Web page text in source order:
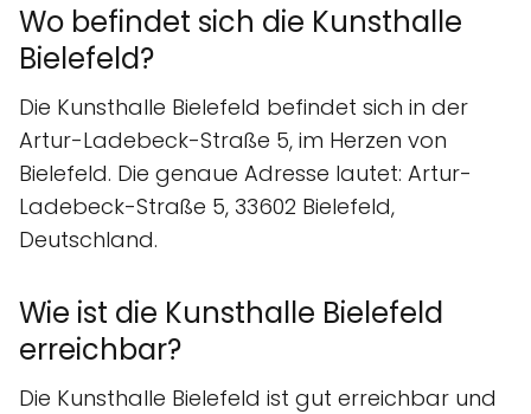
Wo befindet sich die Kunsthalle
Bielefeld?
Die Kunsthalle Bielefeld befindet sich in der
Artur-Ladebeck-Straße 5, im Herzen von
Bielefeld. Die genaue Adresse lautet: Artur-
Ladebeck-Straße 5, 33602 Bielefeld,
Deutschland.
Wie ist die Kunsthalle Bielefeld
erreichbar?
Die Kunsthalle Bielefeld ist gut erreichbar und